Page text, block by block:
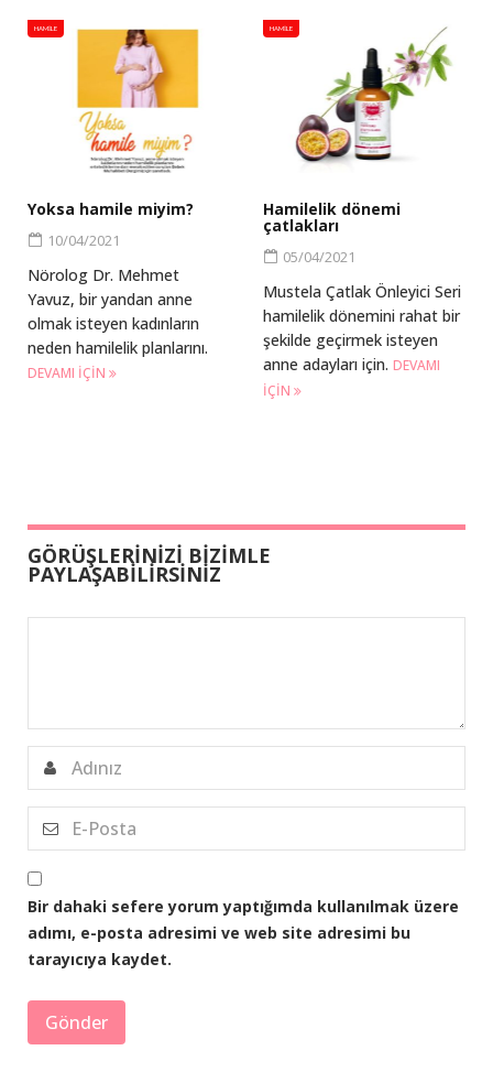
HAMILE
Yoksa hamile miyim?
10/04/2021
Nörolog Dr. Mehmet
Yavuz, bir yandan anne
olmak isteyen kadınların
neden hamilelik planlarını.
DEVAMI IÇIN
HAMILE
Hamilelik dönemi
çatlakları
05/04/2021
Mustela Çatlak Önleyici Seri
hamilelik dönemini rahat bir
şekilde geçirmek isteyen
anne adayları için. DEVAMI
IÇIN
GÖRÜŞLERİNİZİ BİZİMLE
PAYLAŞABİLİRSİNİZ
Bir dahaki sefere yorum yaptığımda kullanılmak üzere
adımı, e-posta adresimi ve web site adresimi bu
tarayıcıya kaydet.